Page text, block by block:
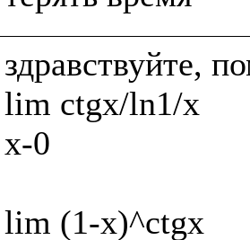
здравствуйте,
lim ctgx/ln1/x
x-0
lim (1-x)^ctgx